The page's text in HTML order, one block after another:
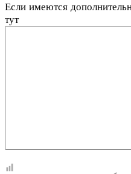
Если имеются
тут